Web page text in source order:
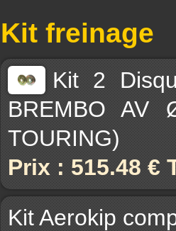
Kit freinage
Kit 2
BREMBO AV
TOURING)
Prix : 515.48 €
Kit Aerokip